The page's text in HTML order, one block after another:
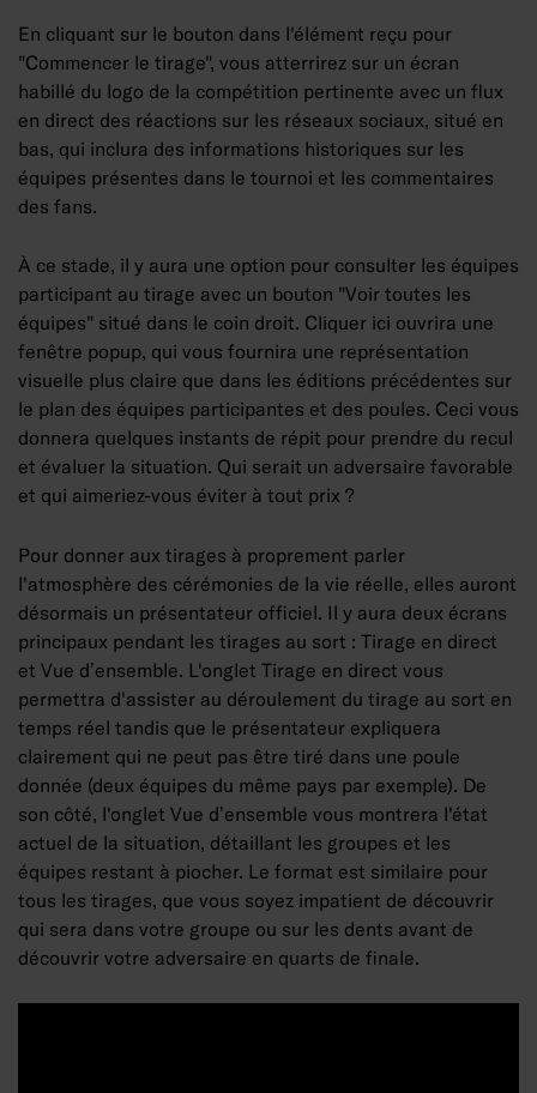
En cliquant sur le bouton dans l'élément reçu pour
"Commencer le tirage", vous atterrirez sur un écran
habillé du logo de la compétition pertinente avec un flux
en direct des réactions sur les réseaux sociaux, situé en
bas, qui inclura des informations historiques sur les
équipes présentes dans le tournoi et les commentaires
des fans.
À ce stade, il y aura une option pour consulter les équipes
participant au tirage avec un bouton "Voir toutes les
équipes" situé dans le coin droit. Cliquer ici ouvrira une
fenêtre popup, qui vous fournira une représentation
visuelle plus claire que dans les éditions précédentes sur
le plan des équipes participantes et des poules. Ceci vous
donnera quelques instants de répit pour prendre du recul
et évaluer la situation. Qui serait un adversaire favorable
et qui aimeriez-vous éviter à tout prix ?
Pour donner aux tirages à proprement parler
l'atmosphère des cérémonies de la vie réelle, elles auront
désormais un présentateur officiel. Il y aura deux écrans
principaux pendant les tirages au sort : Tirage en direct
et Vue d’ensemble. L'onglet Tirage en direct vous
permettra d'assister au déroulement du tirage au sort en
temps réel tandis que le présentateur expliquera
clairement qui ne peut pas être tiré dans une poule
donnée (deux équipes du même pays par exemple). De
son côté, l'onglet Vue d’ensemble vous montrera l'état
actuel de la situation, détaillant les groupes et les
équipes restant à piocher. Le format est similaire pour
tous les tirages, que vous soyez impatient de découvrir
qui sera dans votre groupe ou sur les dents avant de
découvrir votre adversaire en quarts de finale.